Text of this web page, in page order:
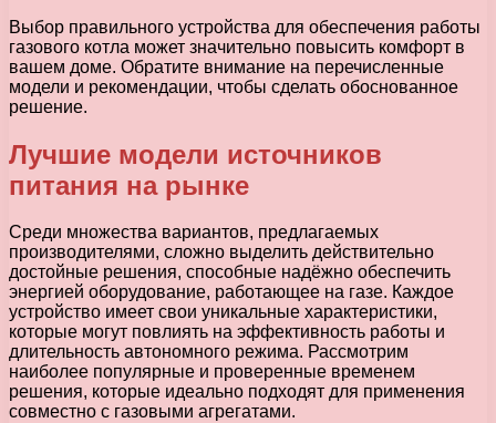
Выбор правильного устройства для обеспечения работы
газового котла может значительно повысить комфорт в
вашем доме. Обратите внимание на перечисленные
модели и рекомендации, чтобы сделать обоснованное
решение.
Лучшие модели источников
питания на рынке
Среди множества вариантов, предлагаемых
производителями, сложно выделить действительно
достойные решения, способные надёжно обеспечить
энергией оборудование, работающее на газе. Каждое
устройство имеет свои уникальные характеристики,
которые могут повлиять на эффективность работы и
длительность автономного режима. Рассмотрим
наиболее популярные и проверенные временем
решения, которые идеально подходят для применения
совместно с газовыми агрегатами.